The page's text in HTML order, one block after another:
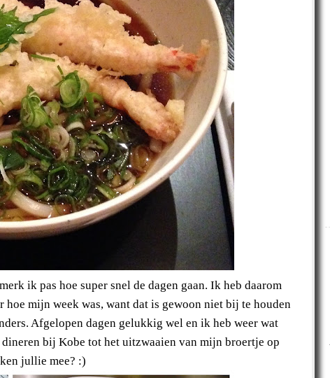
ik pas hoe super snel de dagen gaan. Ik heb daarom
hoe mijn week was, want dat is gewoon niet bij te houden
Afgelopen dagen gelukkig wel en ik heb weer wat
bij Kobe tot het uitzwaaien van mijn broertje op
jullie mee? :)